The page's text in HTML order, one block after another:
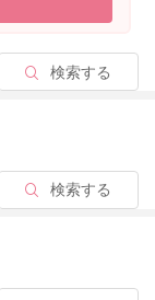
検索する
検索する